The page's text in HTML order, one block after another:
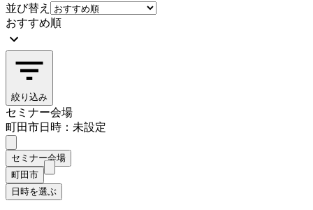
並び替え
おすすめ順
絞り込み
セミナー会場
町田市日時：未設定
セミナー会場
町田市
日時を選ぶ